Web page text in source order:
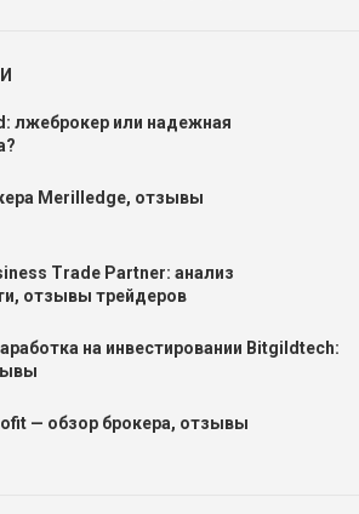
лжеброкер или надежная
Merilledge, отзывы
Trade Partner: анализ
отзывы трейдеров
на инвестировании Bitgildtech:
— обзор брокера, отзывы